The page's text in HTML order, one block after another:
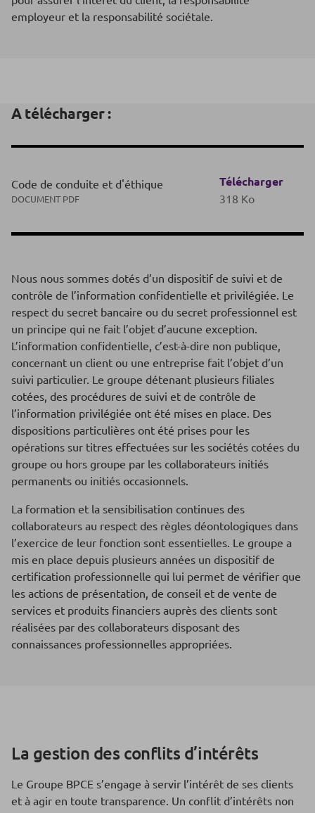
employeur et la responsabilité sociétale.
A télécharger :
Code de conduite et d'éthique
DOCUMENT PDF
Télécharger
318 Ko
Nous nous sommes dotés d’un dispositif de suivi et de
contrôle de l’information confidentielle et privilégiée. Le
respect du secret bancaire ou du secret professionnel est
un principe qui ne fait l’objet d’aucune exception.
L’information confidentielle, c’est-à-dire non publique,
concernant un client ou une entreprise fait l’objet d’un
suivi particulier. Le groupe détenant plusieurs filiales
cotées, des procédures de suivi et de contrôle de
l’information privilégiée ont été mises en place. Des
dispositions particulières ont été prises pour les
opérations sur titres effectuées sur les sociétés cotées du
groupe ou hors groupe par les collaborateurs initiés
permanents ou initiés occasionnels.
La formation et la sensibilisation continues des
collaborateurs au respect des règles déontologiques dans
l’exercice de leur fonction sont essentielles. Le groupe a
mis en place depuis plusieurs années un dispositif de
certification professionnelle qui lui permet de vérifier que
les actions de présentation, de conseil et de vente de
services et produits financiers auprès des clients sont
réalisées par des collaborateurs disposant des
connaissances professionnelles appropriées.
La gestion des conflits d’intérêts
Le Groupe BPCE s’engage à servir l’intérêt de ses clients
et à agir en toute transparence. Un conflit d’intérêts non